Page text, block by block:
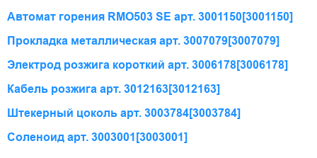
Автомат горения RMO503 SE арт. 3001150 [3001150]
Прокладка металлическая арт. 3007079[3007079]
Электрод розжига короткий арт. 3006178[3006178]
Кабель розжига арт. 3012163[3012163]
Штекерный цоколь арт. 3003784[3003784]
Соленоид арт. 3003001 [3003001]